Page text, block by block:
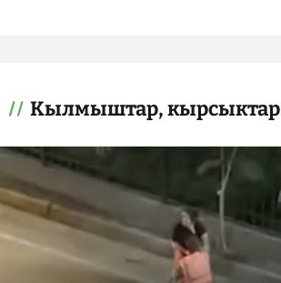
Кылмыштар, кырсыктар